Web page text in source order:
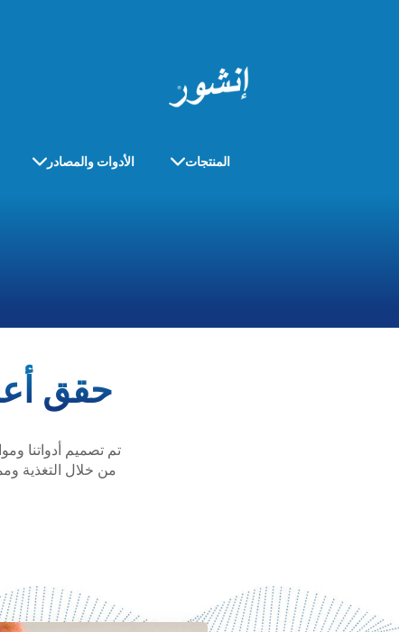
المنتجات الأدوات والمصادر
حقق
تم تصميم أدواتنا
من خلال التغذية